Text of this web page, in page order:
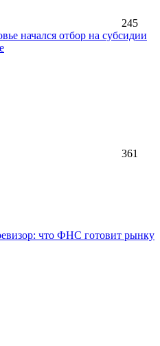
245
начался отбор на субсидии
361
что ФНС готовит рынку